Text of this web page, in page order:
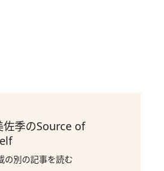
佐季のSource of
の別の記事を読む